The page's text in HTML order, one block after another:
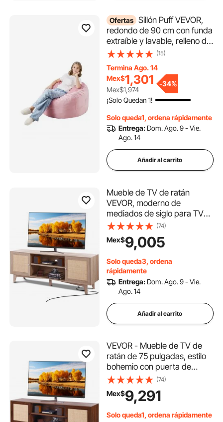
Ofertas Sillón Puff VEVOR,
redondo de 90 cm con funda
extraíble y lavable, relleno de
espuma viscoelástica 25D y
ideal para dormitorio o sala
de juegos, color rosa
(15)
Termina Ago. 14
Mex$1,301
Mex$1,974
-34%
¡Solo Quedan 1!
Solo queda1, ordena rápidamente
Entrega: Dom. Ago. 9 - Vie.
Ago. 14
Añadir al carrito
Mueble de TV de ratán
VEVOR, moderno de
mediados de siglo para TV
de 75 pulgadas, mueble de
TV de ratán bohemio con
enchufes y puertos USB
ajustables para sala de estar,
sala multimedia, roble
(74)
Mex$9,005
Solo queda3, ordena
rápidamente
Entrega: Dom. Ago. 9 - Vie.
Ago. 14
Añadir al carrito
VEVOR - Mueble de TV de
ratán de 75 pulgadas, estilo
bohemio con puerta de
ratán, centro de
entretenimiento con enchufe
integrado, mueble de
consola de TV moderna para
(74)
Mex$9,291
Solo queda1, ordena rápidamente